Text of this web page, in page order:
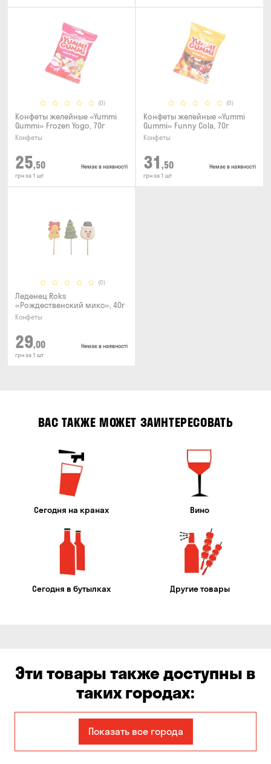
(0)
Конфеты желейные «Yummi
Gummi» Frozen Yogo, 70г
Конфеты
25,50
грн за 1 шт
Немає в наявності
(0)
Конфеты желейные «Yummi
Gummi» Funny Cola, 70г
Конфеты
31 ,50
грн за 1 шт
Немає в наявності
(0)
Леденец Roks
«Рождественский микс», 40г
Конфеты
29,00
грн за 1 шт
Немає в наявності
ВАС ТАКЖЕ МОЖЕТ ЗАИНТЕРЕСОВАТЬ
Сегодня на кранах Вино
Сегодня в бутылках Другие товары
Эти товары также доступны в
таких городах:
Авангард
Бабурка Балабино
Показать все города